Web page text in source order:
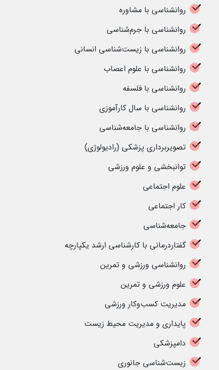
روانشناسی با مشاوره
روانشناسی با جرم‌شناسی
روانشناسی با زیست‌شناسی انسانی
روانشناسی با علوم اعصاب
روانشناسی با فلسفه
روانشناسی با سال کارآموزی
روانشناسی با جامعه‌شناسی
تصویربرداری پزشکی (رادیولوژی)
توانبخشی و علوم ورزشی
علوم اجتماعی
کار اجتماعی
جامعه‌شناسی
گفتاردرمانی با کارشناسی ارشد یکپارچه
روانشناسی ورزشی و تمرین
علوم ورزشی و تمرین
مدیریت کسب‌وکار ورزشی
پایداری و مدیریت محیط زیست
دامپزشکی
زیست‌شناسی جانوری